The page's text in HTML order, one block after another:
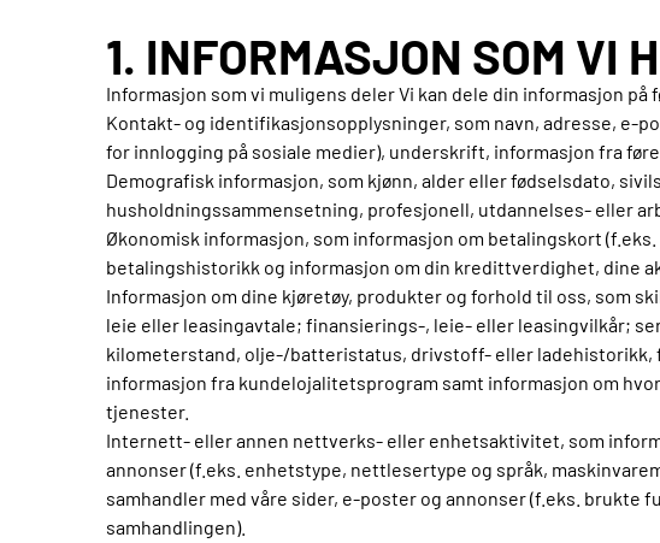
1. INFORMASJON SOM VI
Informasjon som vi muligens deler Vi kan dele din informasjon på
Kontakt- og identifikasjonsopplysninger, som navn, adresse, e-
for innlogging på sosiale medier), underskrift, informasjon fra
Demografisk informasjon, som kjønn, alder eller fødselsdato,
husholdningssammensetning, profesjonell, utdannelses- eller
Økonomisk informasjon, som informasjon om betalingskort
betalingshistorikk og informasjon om din kredittverdighet, dine
Informasjon om dine kjøretøy, produkter og forhold til oss, som
leie eller leasingavtale; finansierings-, leie- eller leasingvilkår;
kilometerstand, olje-/batteristatus, drivstoff- eller ladehistorikk,
informasjon fra kundelojalitetsprogram samt informasjon om
tjenester.
Internett- eller annen nettverks- eller enhetsaktivitet, som
annonser (f.eks. enhetstype, nettlesertype og språk,
samhandler med våre sider, e-poster og annonser (f.eks.
samhandlingen).